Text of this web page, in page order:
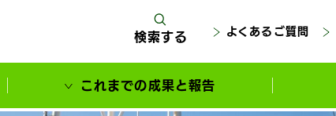
検索する よくあるご質問
これまでの成果と報告